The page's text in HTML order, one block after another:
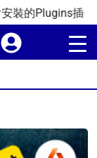
裝的Plugins插件